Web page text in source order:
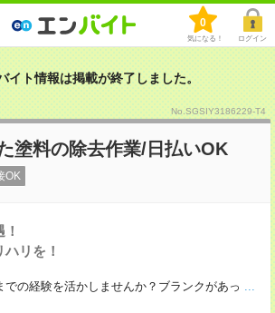
0
気になる！ ログイン
イト情報は掲載が終了しました。
No.SGSIY3186229-T4
塗料の除去作業/日払いOK
OK
リを！
の経験を活かしませんか？ブランクがあっ ...